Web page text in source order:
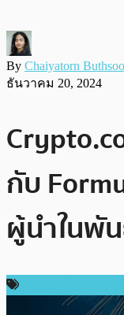
By Chaiyatorn
ธันวาคม 20, 2024
กับ
ผู้นำในพั